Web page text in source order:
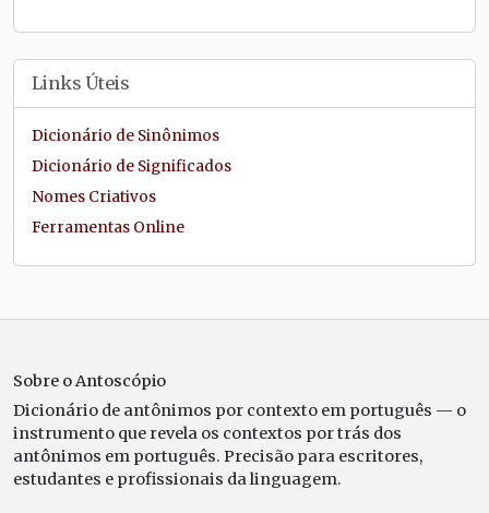
Links Úteis
Dicionário de Sinônimos
Dicionário de Significados
Nomes Criativos
Ferramentas Online
Sobre o Antoscópio
Dicionário de antônimos por contexto em português — o
instrumento que revela os contextos por trás dos
antônimos em português. Precisão para escritores,
estudantes e profissionais da linguagem.